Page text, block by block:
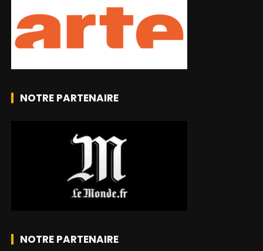
NOTRE PARTENAIRE
NOTRE PARTENAIRE